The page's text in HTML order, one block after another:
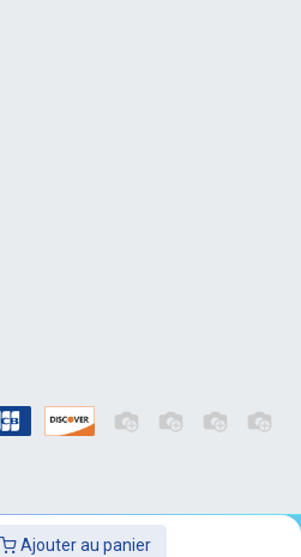
Ajouter au panier